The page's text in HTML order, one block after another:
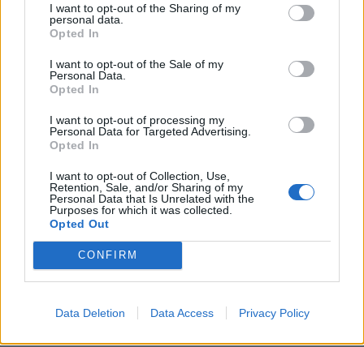
I want to opt-out of the Sharing of my
personal data.
Opted In
I want to opt-out of the Sale of my
Personal Data.
Opted In
I want to opt-out of processing my
Personal Data for Targeted Advertising.
Opted In
I want to opt-out of Collection, Use,
Retention, Sale, and/or Sharing of my
Personal Data that Is Unrelated with the
Purposes for which it was collected.
Opted Out
CONFIRM
Data Deletion Data Access Privacy Policy
PC notebook dynabook[3],
soluzioni MEC (mobile edge
A proposito di Sharp
Condividi questo articolo: